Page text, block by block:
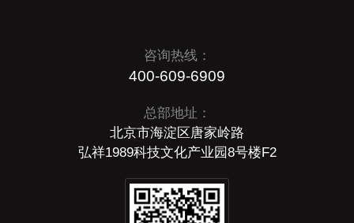
咨询热线：
400-609-6909
总部地址：
北京市海淀区唐家岭路
弘祥1989科技文化产业园8号楼F2